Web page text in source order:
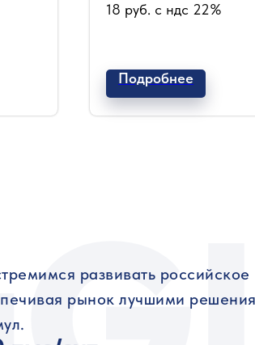
18 руб. с ндс 22%
Подробнее
развивать российское
рынок лучшими